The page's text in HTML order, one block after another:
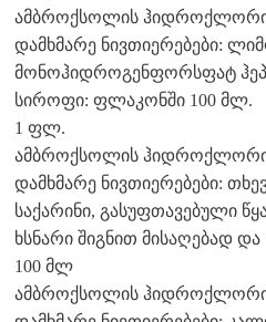
ამბროქსოლის
დამხმარე ნივთიერებები:
მონოჰიდროგენფორსფატ
სიროფი: ფლაკონში 100 მლ.
1 ფლ.
ამბროქსოლის
დამხმარე ნივთიერებები:
საქარინი, გასუფთავებული
ხსნარი შიგნით მისაღებად
100 მლ
ამბროქსოლის